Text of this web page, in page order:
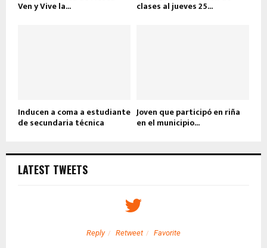
Ven y Vive la... clases al jueves 25...
Inducen a coma a estudiante
de secundaria técnica
Joven que participó en riña
en el municipio...
LATEST TWEETS
Reply Retweet Favorite